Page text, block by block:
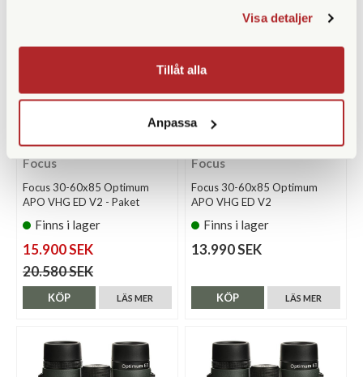
Visa detaljer
Tillåt alla
Anpassa
Focus
Focus 30-60x85 Optimum
APO VHG ED V2 - Paket
Finns i lager
15.900 SEK
20.580 SEK
LÄS MER
KÖP
Focus
Focus 30-60x85 Optimum
APO VHG ED V2
Finns i lager
13.990 SEK
LÄS MER
KÖP